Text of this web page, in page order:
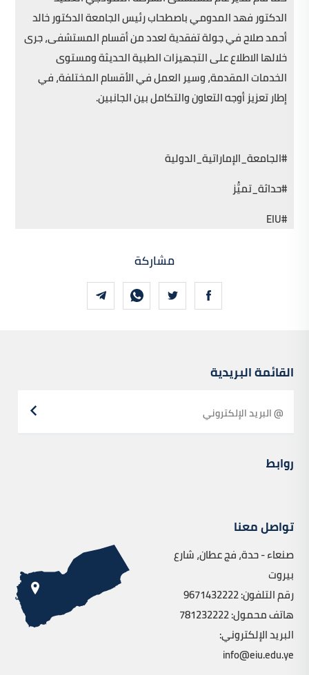
الدكتور فهد المدومي باصطحاب رئيس الجامعة الدكتور خالد
أحمد صلاح في جولة تفقدية لعدد من أقسام المستشفى، جرى
خلالها الاطلاع على التجهيزات الطبية الحديثة ومستوى
الخدمات المقدمة، وسير العمل في الأقسام المختلفة، في
إطار تعزيز أوجه التعاون والتكامل بين الجانبين.
#الجامعة_الإماراتية_الدولية
#حداثة_تميُّز
#EIU
مشاركة
القائمة البريدية
روابط
تواصل معنا
صنعاء - حدة، فج عطان، شارع
بيروت
رقم التلفون: 9671432222
هاتف محمول: 781232222
البريد الإلكتروني:
info@eiu.edu.ye